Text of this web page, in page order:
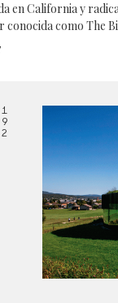
en California y
conocida como The
1
9
2